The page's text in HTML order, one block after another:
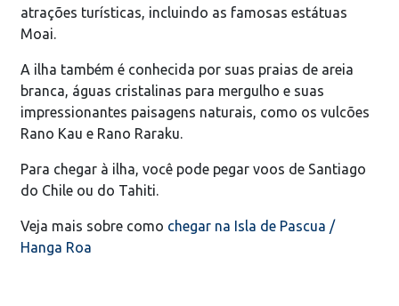
atrações turísticas, incluindo as famosas estátuas
Moai.
A ilha também é conhecida por suas praias de areia
branca, águas cristalinas para mergulho e suas
impressionantes paisagens naturais, como os vulcões
Rano Kau e Rano Raraku.
Para chegar à ilha, você pode pegar voos de Santiago
do Chile ou do Tahiti.
Veja mais sobre como chegar na Isla de Pascua /
Hanga Roa